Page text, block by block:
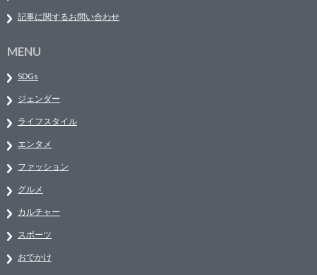
記事に関するお問い合わせ
MENU
SDGs
ジェンダー
ライフスタイル
エンタメ
ファッション
グルメ
カルチャー
スポーツ
おでかけ